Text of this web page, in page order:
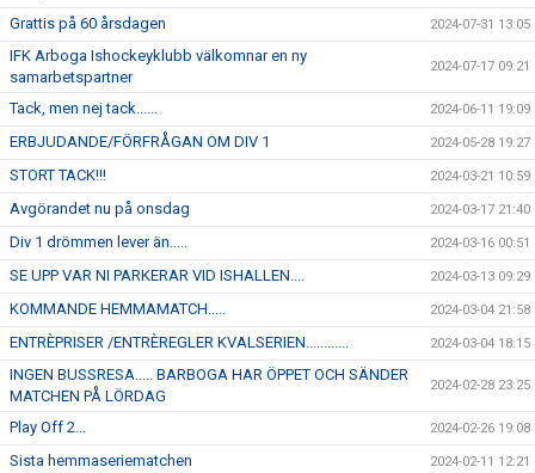
Grattis på 60 årsdagen 2024-07-31 13:05
IFK Arboga Ishockeyklubb välkomnar en ny
samarbetspartner
2024-07-17 09:21
Tack, men nej tack...... 2024-06-11 19:09
ERBJUDANDE/FÖRFRÅGAN OM DIV 1 2024-05-28 19:27
STORT TACK!!! 2024-03-21 10:59
Avgörandet nu på onsdag 2024-03-17 21:40
Div 1 drömmen lever än..... 2024-03-16 00:51
SE UPP VAR NI PARKERAR VID ISHALLEN.... 2024-03-13 09:29
KOMMANDE HEMMAMATCH..... 2024-03-04 21:58
ENTRÈPRISER /ENTRÈREGLER KVALSERIEN............ 2024-03-04 18:15
INGEN BUSSRESA..... BARBOGA HAR ÖPPET OCH SÄNDER
MATCHEN PÅ LÖRDAG
2024-02-28 23:25
Play Off 2... 2024-02-26 19:08
Sista hemmaseriematchen 2024-02-11 12:21